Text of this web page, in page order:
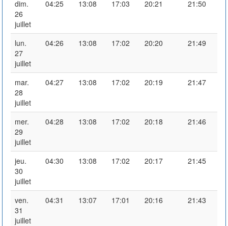
dim.
26
juillet
04:25 13:08 17:03 20:21 21:50
lun.
27
juillet
04:26 13:08 17:02 20:20 21:49
mar.
28
juillet
04:27 13:08 17:02 20:19 21:47
mer.
29
juillet
04:28 13:08 17:02 20:18 21:46
jeu.
30
juillet
04:30 13:08 17:02 20:17 21:45
ven.
31
juillet
04:31 13:07 17:01 20:16 21:43